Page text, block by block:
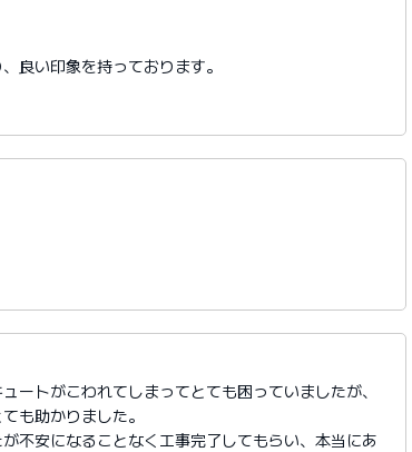
良い印象を持っております。
ートがこわれてしまってとても困っていましたが、
も助かりました。
不安になることなく工事完了してもらい、本当にあ